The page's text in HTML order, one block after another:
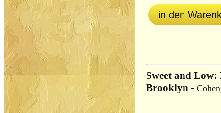
in den
Sweet and Low:
Brooklyn -